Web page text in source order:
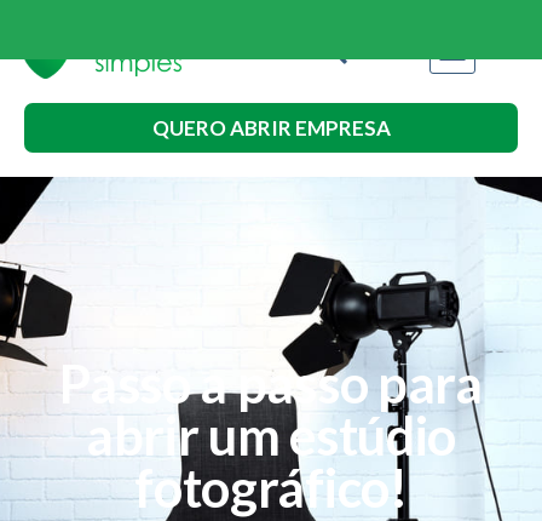
QUERO ABRIR EMPRESA
Passo a passo para
abrir um estúdio
fotográfico!